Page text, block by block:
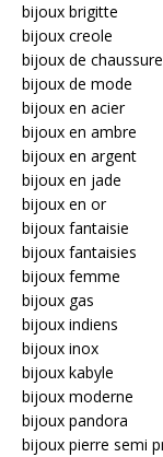
bijoux brigitte
bijoux creole
bijoux de
bijoux de mode
bijoux en acier
bijoux en ambre
bijoux en argent
bijoux en jade
bijoux en or
bijoux fantaisie
bijoux fantaisies
bijoux femme
bijoux gas
bijoux indiens
bijoux inox
bijoux kabyle
bijoux moderne
bijoux pandora
bijoux pierre semi